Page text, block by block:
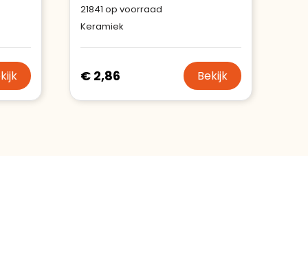
21841 op voorraad
Keramiek
€ 2,86 Bekijk